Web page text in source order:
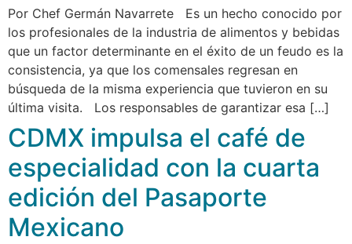
Por Chef Germán Navarrete Es un hecho conocido por
los profesionales de la industria de alimentos y bebidas
que un factor determinante en el éxito de un feudo es la
consistencia, ya que los comensales regresan en
búsqueda de la misma experiencia que tuvieron en su
última visita. Los responsables de garantizar esa […]
CDMX impulsa el café de
especialidad con la cuarta
edición del Pasaporte
Mexicano